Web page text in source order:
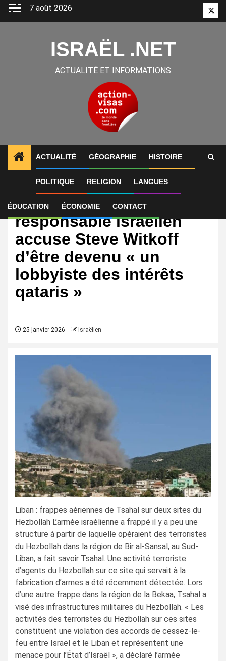
Aller
7 août 2026
ISRAËL .NET
ACTUALITÉ ET INFORMATIONS
ACTUALITÉ GÉOGRAPHIE HISTOIRE
POLITIQUE RELIGION LANGUES
ÉDUCATION ÉCONOMIE CONTACT
International
LIVE BLOG | Un
responsable israélien
accuse Steve Witkoff
d’être devenu « un
lobbyiste des intérêts
qataris »
25 janvier 2026 Israëlien
Liban : frappes aériennes de Tsahal sur deux sites du
Hezbollah L’armée israélienne a frappé il y a peu une
structure à partir de laquelle opéraient des terroristes
du Hezbollah dans la région de Bir al-Sansal, au Sud-
Liban, a fait savoir Tsahal. Une activité terroriste
d’agents du Hezbollah sur ce site qui servait à la
fabrication d’armes a été récemment détectée. Lors
d’une autre frappe dans la région de la Bekaa, Tsahal a
visé des infrastructures militaires du Hezbollah. « Les
activités des terroristes du Hezbollah sur ces sites
constituent une violation des accords de cessez-le-
feu entre Israël et le Liban et représentent une
menace pour l’État d’Israël », a déclaré l’armée